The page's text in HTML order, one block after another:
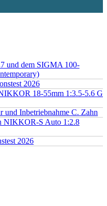
und dem SIGMA 100-
2026
18-55mm 1:3.5-5.6 G
Inbetriebnahme C. Zahn
NIKKOR-S Auto 1:2.8
2026